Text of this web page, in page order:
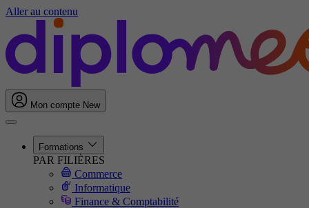
Aller au contenu
Mon compte New
Formations
PAR FILIÈRES
Commerce
Informatique
Finance & Comptabilité